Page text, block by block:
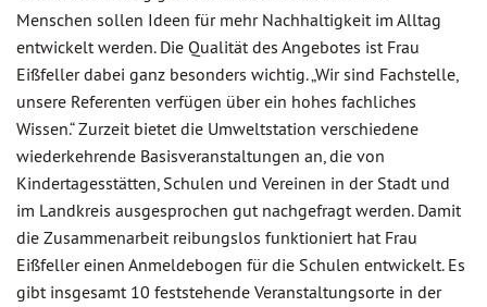
Menschen sollen Ideen für mehr Nachhaltigkeit im Alltag
entwickelt werden. Die Qualität des Angebotes ist Frau
Eißfeller dabei ganz besonders wichtig. „Wir sind Fachstelle,
unsere Referenten verfügen über ein hohes fachliches
Wissen.“ Zurzeit bietet die Umweltstation verschiedene
wiederkehrende Basisveranstaltungen an, die von
Kindertagesstätten, Schulen und Vereinen in der Stadt und
im Landkreis ausgesprochen gut nachgefragt werden. Damit
die Zusammenarbeit reibungslos funktioniert hat Frau
Eißfeller einen Anmeldebogen für die Schulen entwickelt. Es
gibt insgesamt 10 feststehende Veranstaltungsorte in der